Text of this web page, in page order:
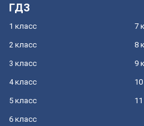
ГДЗ
1 класс
2 класс
3 класс
4 класс
5 класс
6 класс
7
8
9